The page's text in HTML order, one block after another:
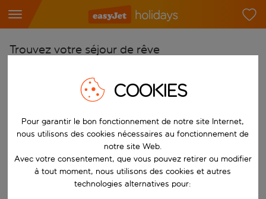
Trouvez votre séjour de rêve
Choisissez votre aéroport
Commencez à taper pour la saisie automatique. Lorsque les
Choisissez votre destination
Vers
Choisissez vos dates
Quand
COOKIES
Pour garantir le bon fonctionnement de notre site Internet,
nous utilisons des cookies nécessaires au fonctionnement de
notre site Web.
Avec votre consentement, que vous pouvez retirer ou modifier
à tout moment, nous utilisons des cookies et autres
technologies alternatives pour: